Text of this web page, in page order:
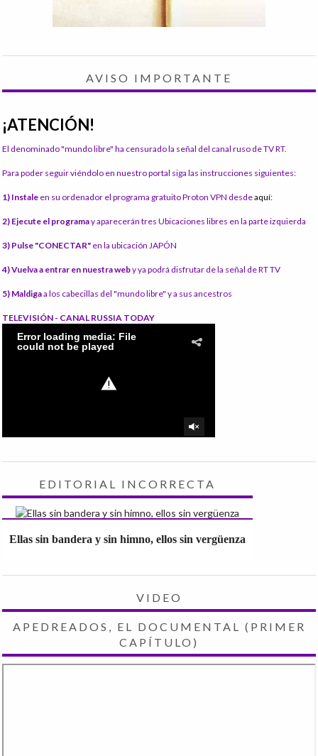
AVISO IMPORTANTE
¡ATENCIÓN!
El denominado "mundo libre" ha censurado la señal del canal ruso de TV RT.
Para poder seguir viéndolo en nuestro portal siga las instrucciones siguientes:
1) Instale en su ordenador el programa gratuito Proton VPN desdeaquí:
2) Ejecute el programay aparecerán tres Ubicaciones libres en la parte izquierda
3) Pulse "CONECTAR" en la ubicación JAPÓN
4) Vuelva a entrar en nuestra weby ya podrá disfrutar de la señal de RT TV
5) Maldigaa los cabecillas del "mundo libre" y a sus ancestros
TELEVISIÓN - CANAL RUSSIA TODAY
EDITORIAL INCORRECTA
Ellas sin bandera y sin himno, ellos sin vergüenza
VIDEO
APEDREADOS, EL DOCUMENTAL (PRIMER
CAPÍTULO)